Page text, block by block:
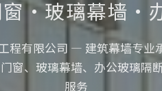
·玻璃幕墙·
程有限公司 — 建筑幕墙专业
窗、玻璃幕墙、办公玻璃隔
服务